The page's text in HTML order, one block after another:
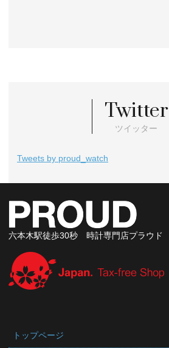
Twitter
ツイッター
Tweets by proud_watch
六本木駅徒歩30秒 時計専門店プラウド
トップページ